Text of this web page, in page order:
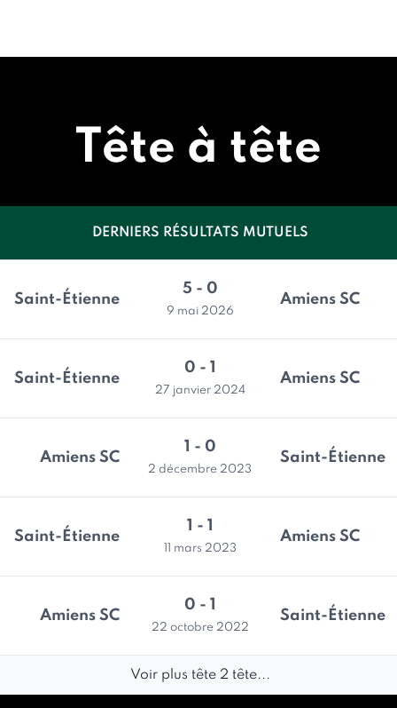
Tête à tête
DERNIERS RÉSULTATS MUTUELS
Saint-Étienne
5 - 0
9 mai 2026
Amiens SC
Saint-Étienne
0 - 1
27 janvier 2024
Amiens SC
Amiens SC
1 - 0
2 décembre 2023
Saint-Étienne
Saint-Étienne
1 - 1
11 mars 2023
Amiens SC
Amiens SC
0 - 1
22 octobre 2022
Saint-Étienne
Voir plus tête 2 tête...